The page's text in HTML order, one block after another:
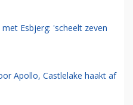
Esbjerg: 'scheelt zeven
Apollo, Castlelake haakt af